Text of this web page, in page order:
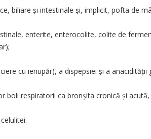
biliare și intestinale și, implicit, pofta de
enterite, enterocolite, colite de
cu ienupăr), a dispepsiei și a anacidității
boli respiratorii ca bronșita cronică și